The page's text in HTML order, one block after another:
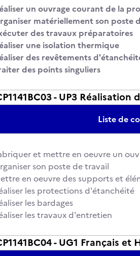
un ouvrage courant de la
matériellement son poste
des travaux préparatoires
une isolation thermique
des revêtements
des points singuliers
- UP3 Réalisation
Liste de
et mettre en oeuvre un
son poste de travail
en oeuvre des supports et
les protections d'étanchéité
les bardages
les travaux d'entretien
- UG1 Français